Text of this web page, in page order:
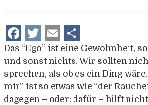
Facebook
Twitter
Email
Das “Ego” ist eine Gewohnheit,
und sonst nichts. Wir sollten
sprechen, als ob es ein Ding
mir” ist so etwas wie “der
dagegen – oder: dafür – hilft